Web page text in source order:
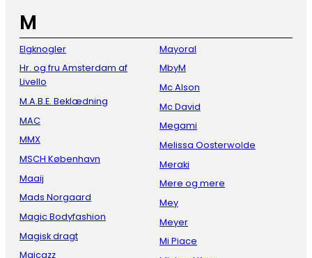
M
Elgknogler
Hr. og fru Amsterdam af
Livello
M.A.B.E. Beklædning
MAC
MMX
MSCH København
Maaij
Mads Norgaard
Magic Bodyfashion
Magisk dragt
Maicazz
Mayoral
MbyM
Mc Alson
Mc David
Megami
Melissa Oosterwolde
Meraki
Mere og mere
Mey
Meyer
Mi Piace